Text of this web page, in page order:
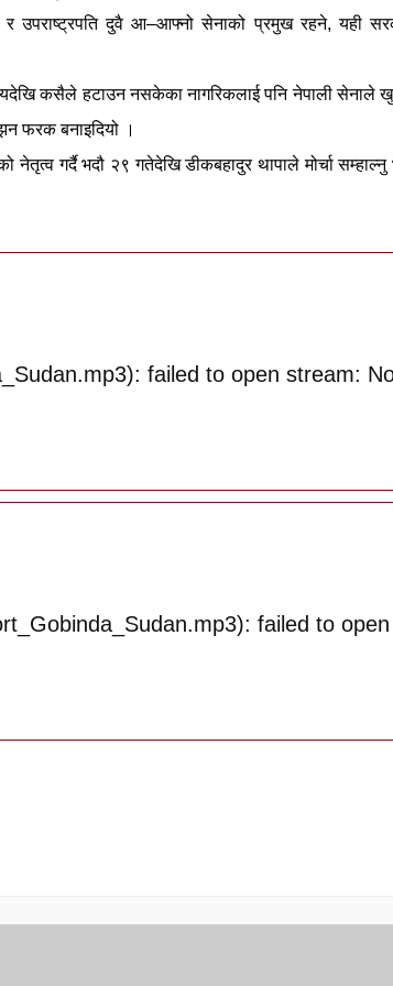
र उपराष्ट्रपति दुवै आ–आफ्नो सेनाको प्रमुख रहने, यही
कसैले हटाउन नसकेका नागरिकलाई पनि नेपाली सेनाले
फरक बनाइदियो ।
नेतृत्व गर्दै भदौ २९ गतेदेखि डीकबहादुर थापाले मोर्चा
failed to open stream:
failed to open